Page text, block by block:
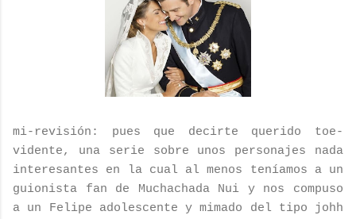
mi-revisión: pues que decirte querido toe-
vidente, una serie sobre unos personajes nada
interesantes en la cual al menos teníamos a un
guionista
fan de Muchachada Nui y nos compuso
a un Felipe adolescente y mimado del tipo johh